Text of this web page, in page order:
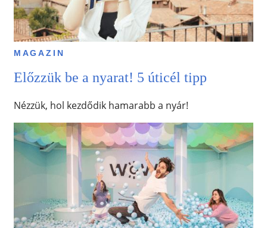
MAGAZIN
Előzzük be a nyarat! 5 úticél tipp
Nézzük, hol kezdődik hamarabb a nyár!